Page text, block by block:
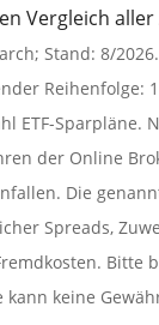
Vergleich
Stand: 8/
Reihenfolge:
ETF-Sparpläne.
der Online
Die
Spreads,
Bitte
keine